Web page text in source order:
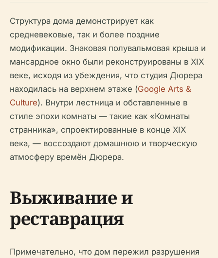
Структура дома демонстрирует как
средневековые, так и более поздние
модификации. Знаковая полувальмовая крыша и
мансардное окно были реконструированы в XIX
веке, исходя из убеждения, что студия Дюрера
находилась на верхнем этаже (Google Arts &
Culture). Внутри лестница и обставленные в
стиле эпохи комнаты — такие как «Комнаты
странника», спроектированные в конце XIX
века, — воссоздают домашнюю и творческую
атмосферу времён Дюрера.
Выживание и
реставрация
Примечательно, что дом пережил разрушения